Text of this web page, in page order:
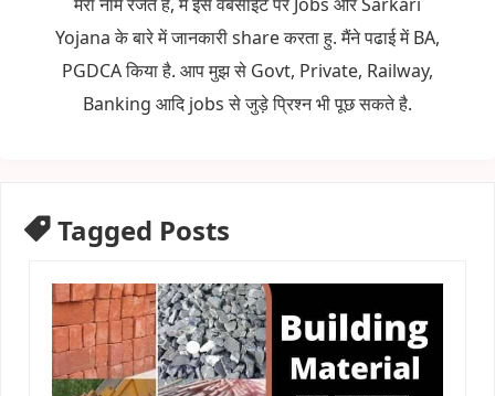
Yojana के बारे में जानकारी share करता हु. मैंने पढाई में BA,
PGDCA किया है. आप मुझ से Govt, Private, Railway,
Banking आदि jobs से जुड़े प्रिश्न भी पूछ सकते है.
Tagged Posts